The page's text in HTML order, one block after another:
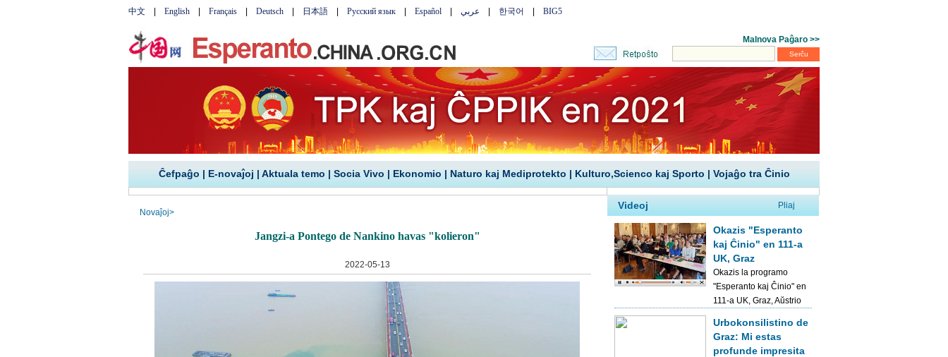
Ĉefpaĝo | E-novaĵoj | Aktuala temo | Socia Vivo | Ekonomio | Naturo kaj Mediprotekto | Kulturo,Scienco kaj Sporto | Vojaĝo tra Ĉinio
Novaĵoj>
Jangzi-a Pontego de Nankino havas "kolieron"
2022-05-13